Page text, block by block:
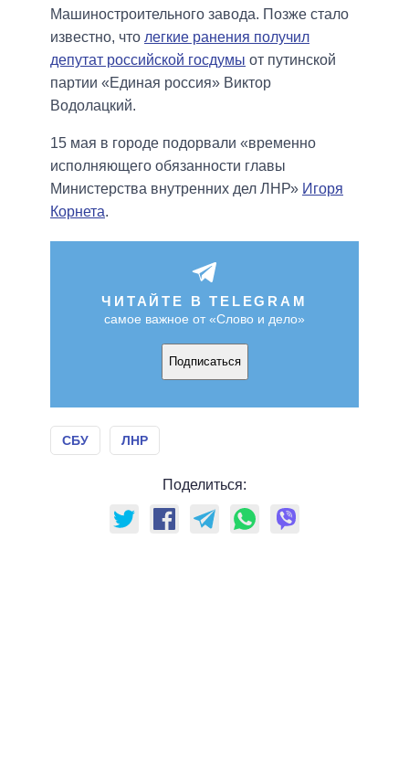
Машиностроительного завода. Позже стало
известно, что легкие ранения получил
депутат российской госдумы от путинской
партии «Единая россия» Виктор
Водолацкий.
15 мая в городе подорвали «временно
исполняющего обязанности главы
Министерства внутренних дел ЛНР» Игоря
Корнета.
ЧИТАЙТЕ В TELEGRAM
самое важное от «Слово и дело»
Подписаться
СБУ ЛНР
Поделиться: